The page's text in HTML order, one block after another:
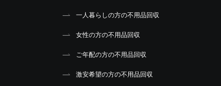
一人暮らしの方の不用品回収
女性の方の不用品回収
ご年配の方の不用品回収
激安希望の方の不用品回収